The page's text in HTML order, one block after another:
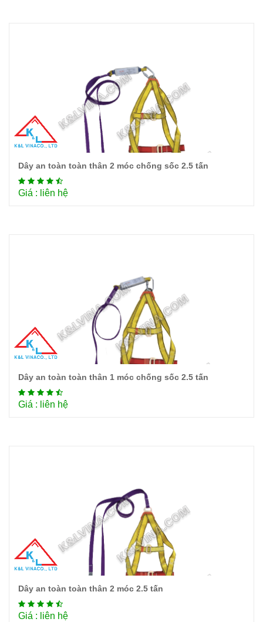
Chi tiết
Dây an toàn toàn thân 2 móc chống sốc 2.5 tấn
Giá : liên hệ
Chi tiết
Dây an toàn toàn thân 1 móc chống sốc 2.5 tấn
Giá : liên hệ
Chi tiết
Dây an toàn toàn thân 2 móc 2.5 tấn
Giá : liên hệ